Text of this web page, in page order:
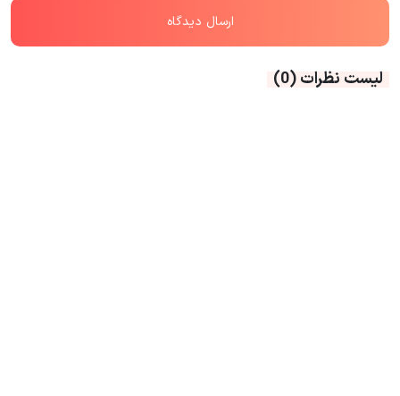
لیست نظرات(0)